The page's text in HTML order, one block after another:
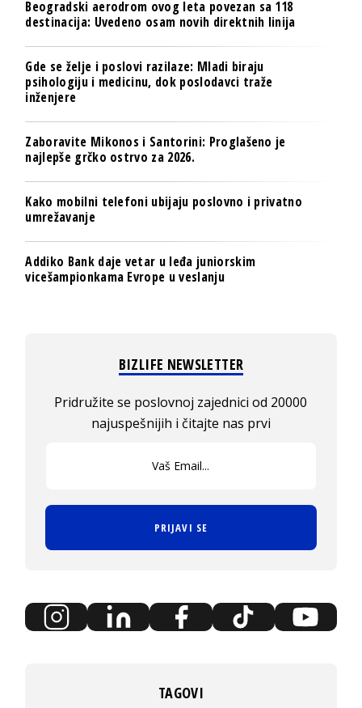
Beogradski aerodrom ovog leta povezan sa 118
destinacija: Uvedeno osam novih direktnih linija
Gde se želje i poslovi razilaze: Mladi biraju
psihologiju i medicinu, dok poslodavci traže
inženjere
Zaboravite Mikonos i Santorini: Proglašeno je
najlepše grčko ostrvo za 2026.
Kako mobilni telefoni ubijaju poslovno i privatno
umrežavanje
Addiko Bank daje vetar u leđa juniorskim
vicešampionkama Evrope u veslanju
BIZLIFE NEWSLETTER
Pridružite se poslovnoj zajednici od 20000
najuspešnijih i čitajte nas prvi
PRIJAVI SE
TAGOVI